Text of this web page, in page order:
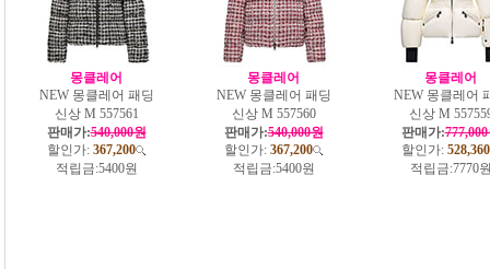
몽클레어
NEW 몽클레어 패딩
신상 M 557561
판매가:540,000원
할인가: 367,200
적립금:5400원
몽클레어
NEW 몽클레어 패딩
신상 M 557560
판매가:540,000원
할인가: 367,200
적립금:5400원
몽클레어
NEW 몽클레어
신상 M
판매가:
할인가: 528,360
적립금:7770